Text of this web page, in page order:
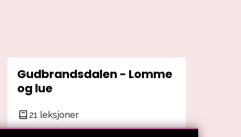
Gudbrandsdalen - Lomme
og lue
21 leksjoner